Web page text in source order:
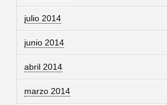
julio 2014
junio 2014
abril 2014
marzo 2014